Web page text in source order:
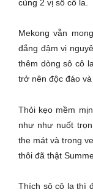
cùng 2 vị sô cô la.
Mekong vẫn
đắng đậm vị
thêm dòng sô cô
trở nên độc đáo
Thỏi kẹo mềm
như như nuốt
the mát và trong
thôi đã thật
Thích sô cô la thì